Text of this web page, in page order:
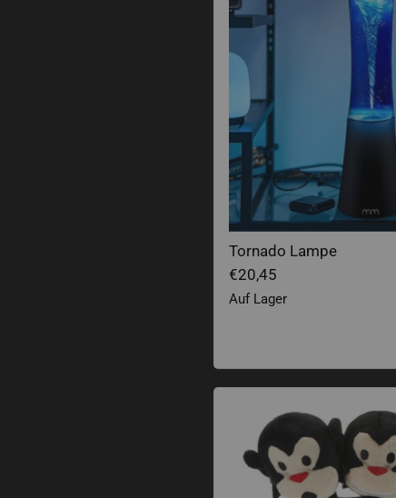
Tornado Lampe
€20,45
Auf Lager
Dreiköpfiger Affe Plüsch